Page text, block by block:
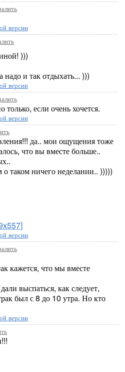
версии
)))
надо и так отдыхать... )))
версии
только, если очень хочется.
версии
да.. мои ощущения тоже
что вы вместе больше..
таком ничего неделании.. )))))
версии
кажется, что мы вместе
выспаться, как следует,
был с 8 до 10 утра. Но кто
версии